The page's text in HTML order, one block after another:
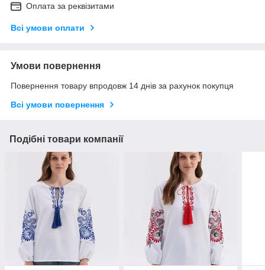
Оплата за реквізитами
Всі умови оплати
Умови повернення
Повернення товару впродовж 14 днів за рахунок покупця
Всі умови повернення
Подібні товари компанії